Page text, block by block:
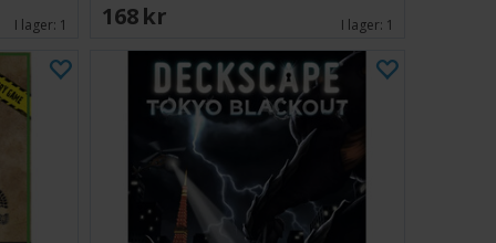
I lager: 1 168 SEK I lager: 1